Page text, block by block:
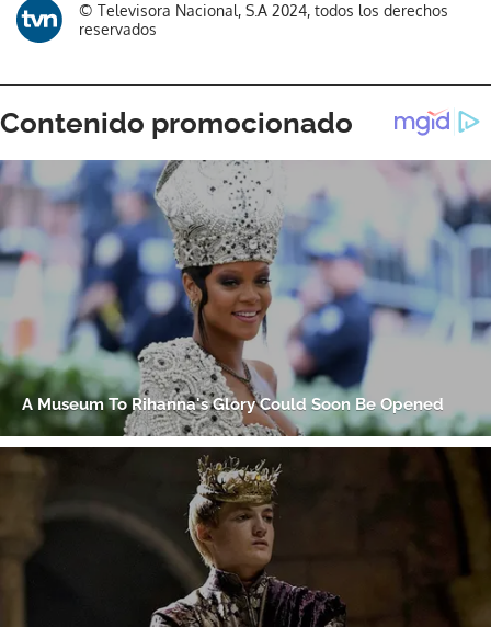
ACEPTAR
© Televisora Nacional, S.A 2024, todos los derechos
reservados